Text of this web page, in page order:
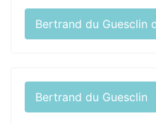
Bertrand du Guesclin
Bertrand du Guesclin